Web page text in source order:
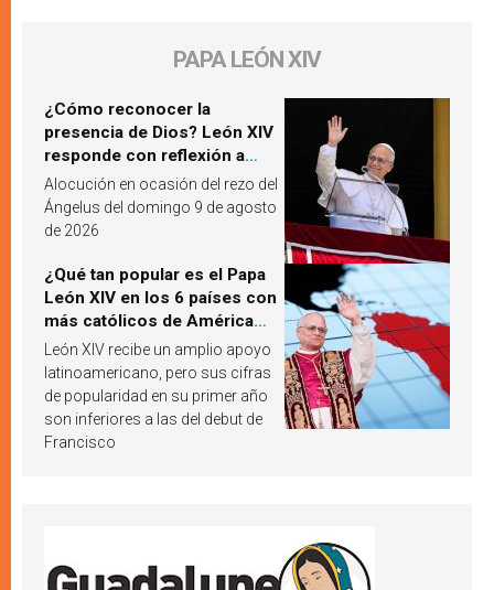
PAPA LEÓN XIV
¿Cómo reconocer la
presencia de Dios? León XIV
responde con reflexión a
partir de un pasaje del
Evangelio
Alocución en ocasión del rezo del
Ángelus del domingo 9 de agosto
de 2026
¿Qué tan popular es el Papa
León XIV en los 6 países con
más católicos de América
Latina en 2026? Publican
resultados de investigación
León XIV recibe un amplio apoyo
latinoamericano, pero sus cifras
de popularidad en su primer año
son inferiores a las del debut de
Francisco